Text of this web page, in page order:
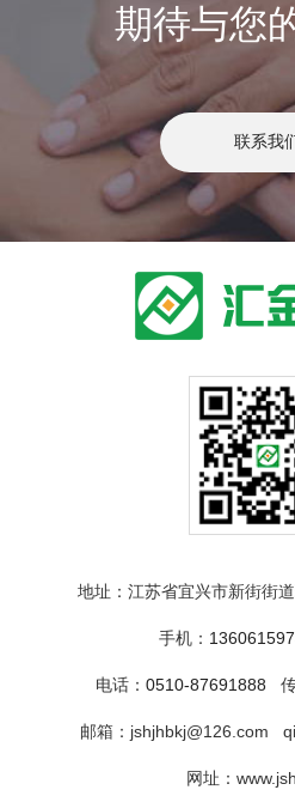
期待与您
联系我
地址： 江苏省宜兴市新街街
手机：
电话： 0510-87691888
邮箱： jshjhbkj@126.com
网址：